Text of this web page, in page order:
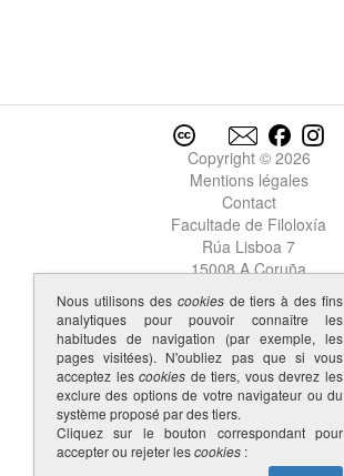
Copyright © 2026
Mentions légales
Contact
Facultade de Filoloxía
Rúa Lisboa 7
15008 A Coruña
Nous utilisons des cookiesde tiers à des fins
analytiques pour pouvoir connaître les
habitudes de navigation (par exemple, les
pages visitées). N'oubliez pas que si vous
acceptez lescookies de tiers, vous devrez les
exclure des options de votre navigateur ou du
système proposé par des tiers.
Cliquez sur le bouton correspondant pour
accepter ou rejeter lescookies :